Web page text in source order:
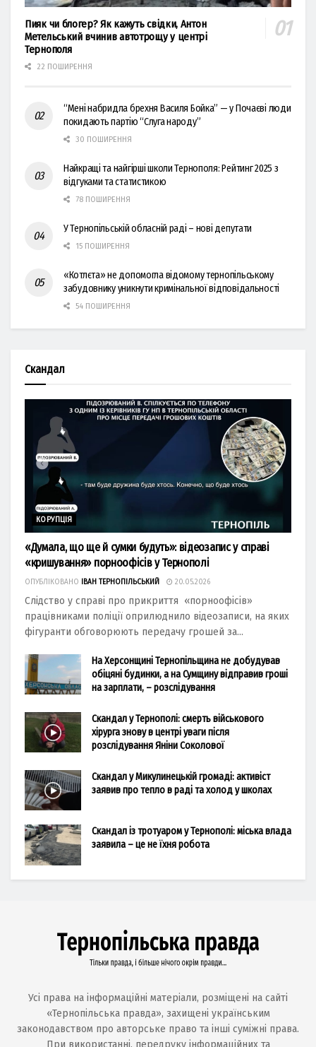
Пияк чи блогер? Як кажуть свідки, Антон
Метельський вчинив автотрощу у центрі
Тернополя
22 ПОШИРЕННЯ
“Мені набридла брехня Василя Бойка” — у Почаєві люди
покидають партію “Слуга народу”
30 ПОШИРЕННЯ
Найкращі та найгірші школи Тернополя: Рейтинг 2025 з
відгуками та статистикою
78 ПОШИРЕННЯ
У Тернопільській обласній раді – нові депутати
15 ПОШИРЕННЯ
«Котлєта» не допомогла відомому тернопільському
забудовнику уникнути кримінальної відповідальності
54 ПОШИРЕННЯ
Скандал
КОРУПЦІЯ
«Думала, що ще й сумки будуть»: відеозапис у справі
«кришування» порноофісів у Тернополі
ОПУБЛІКОВАНО ІВАН ТЕРНОПІЛЬСЬКИЙ 20.05.2026
Слідство у справі про прикриття «порноофісів»
працівниками поліції оприлюднило відеозаписи, на яких
фігуранти обговорюють передачу грошей за...
На Херсонщині Тернопільщина не добудував
обіцяні будинки, а на Сумщину відправив гроші
на зарплати, – розслідування
Скандал у Тернополі: смерть військового
хірурга знову в центрі уваги після
розслідування Яніни Соколової
Скандал у Микулинецькій громаді: активіст
заявив про тепло в раді та холод у школах
Скандал із тротуаром у Тернополі: міська влада
заявила – це не їхня робота
Усі права на інформаційні матеріали, розміщені на сайті
«Тернопільська правда», захищені українським
законодавством про авторське право та інші суміжні права.
При використанні, передруку інформаційних та